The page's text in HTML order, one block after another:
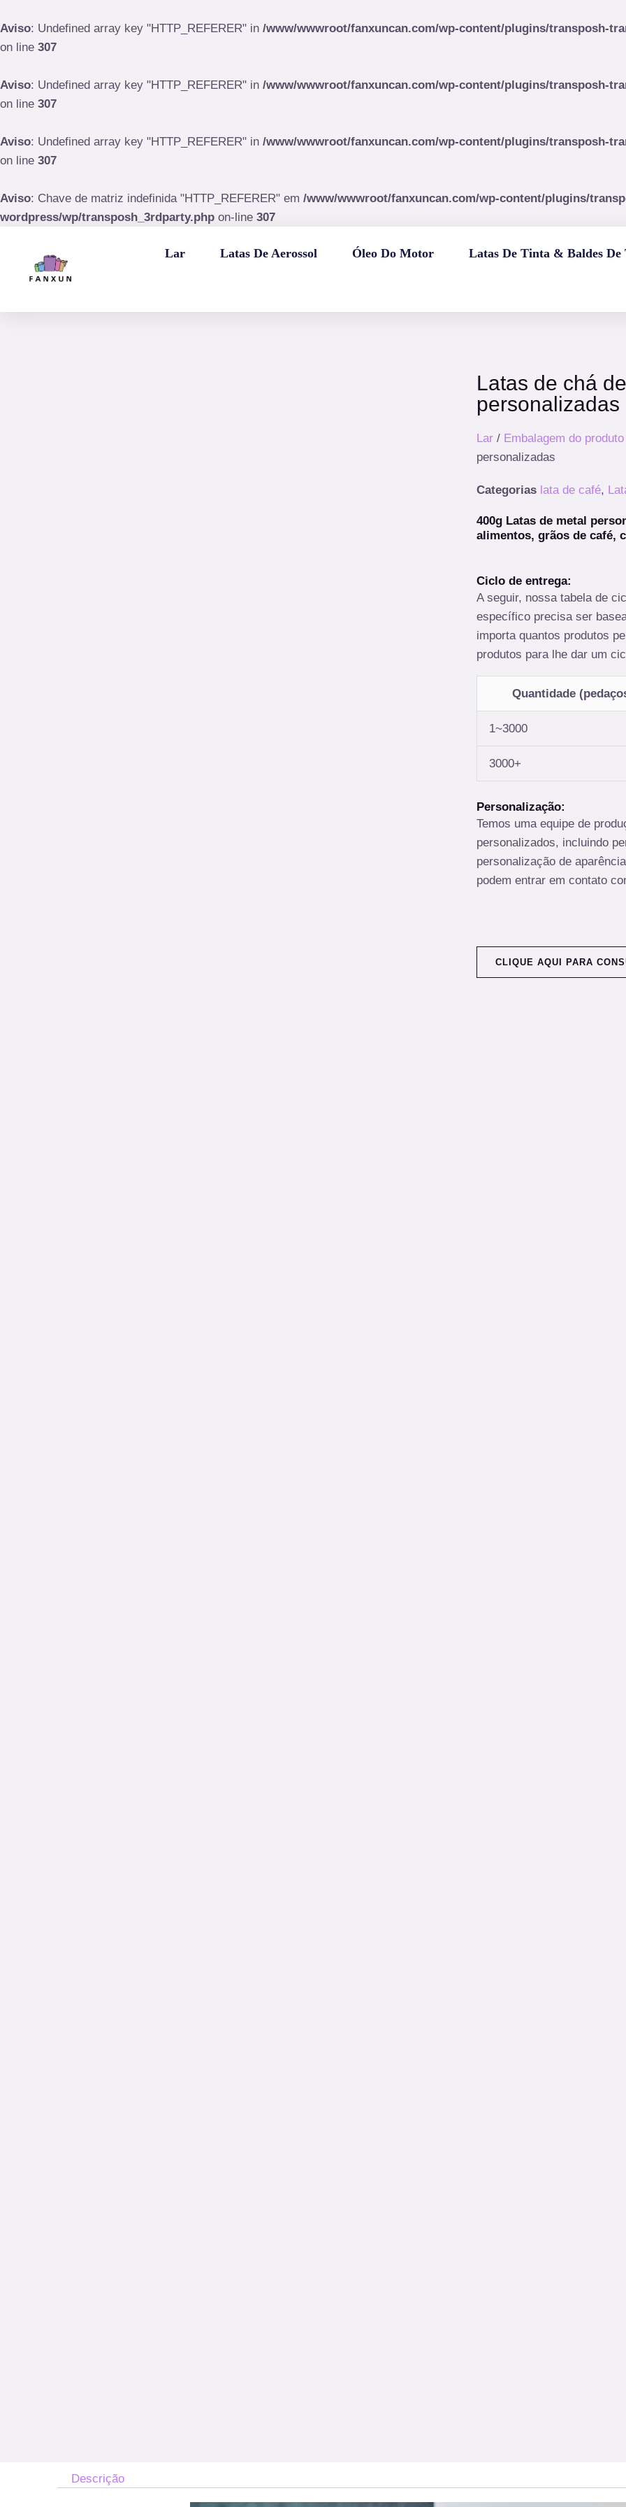
Aviso: Undefined array key "HTTP_REFERER" in /www/wwwroot/fanxuncan.com/wp-content/plugins/transposh-
on line 307
Aviso: Undefined array key "HTTP_REFERER" in /www/wwwroot/fanxuncan.com/wp-content/plugins/transposh-
on line 307
Aviso: Undefined array key "HTTP_REFERER" in /www/wwwroot/fanxuncan.com/wp-content/plugins/transposh-
on line 307
Aviso: Chave de matriz indefinida "HTTP_REFERER" em /www/wwwroot/fanxuncan.com/wp-content/plugins/
wordpress/wp/transposh_3rdparty.php on-line 307
para
o
Lar Latas De Aerossol Óleo Do Motor Latas De Tinta & Baldes De
Latas de chá
personalizadas
Lar / Embalagem do produto
personalizadas
Categorias lata de café,
400g Latas de metal
alimentos, grãos de café,
Ciclo de entrega:
A seguir, nossa tabela de
específico precisa ser
importa quantos produtos
produtos para lhe dar um
Quantidade
1~3000
3000+
Personalização:
Temos uma equipe de
personalizados, incluindo
personalização de
podem entrar em contato
CLIQUE AQUI PARA
Descrição